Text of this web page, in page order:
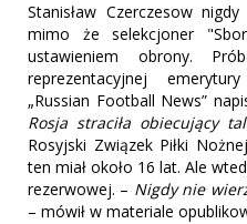
Stanisław Czerczesow
mimo że selekcjoner
ustawieniem obrony.
reprezentacyjnej
„Russian Football News”
Rosja straciła obiecujący
Rosyjski Związek Piłki
ten miał około 16 lat. Ale
rezerwowej. – Nigdy nie
– mówił w materiale